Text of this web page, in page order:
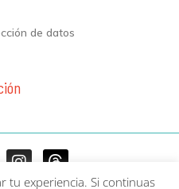
de datos
tu experiencia. Si continuas